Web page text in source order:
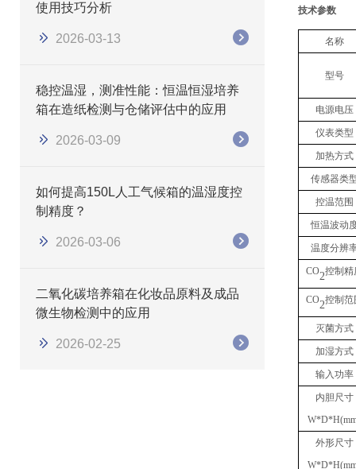
使用技巧分析
2026-03-13
稳控温湿，测准性能：恒温恒湿培养
箱在造纸检测与仓储评估中的应用
2026-03-09
如何提高150L人工气候箱的温湿度控
制精度？
2026-03-06
二氧化碳培养箱在化妆品原料及成品
微生物检测中的应用
2026-02-25
技术参数
名称
型号
电源电压
仪表类型
加热方式
传感器类
控温范围
恒温波动
温度分辨
CO2控制精
CO2控制范
灭菌方式
加湿方式
输入功率
内胆尺寸
外形尺寸